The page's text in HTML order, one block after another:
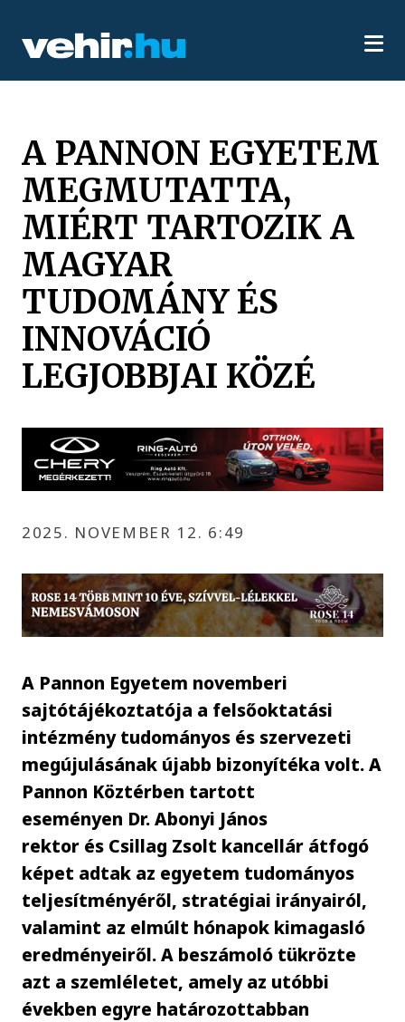
A PANNON EGYETEM
MEGMUTATTA,
MIÉRT TARTOZIK A
MAGYAR
TUDOMÁNY ÉS
INNOVÁCIÓ
LEGJOBBJAI KÖZÉ
2025. NOVEMBER 12. 6:49
A Pannon Egyetem novemberi
sajtótájékoztatója a felsőoktatási
intézmény tudományos és szervezeti
megújulásának újabb bizonyítéka volt. A
Pannon Köztérben tartott
eseményen Dr. Abonyi János
rektor és Csillag Zsolt kancellár átfogó
képet adtak az egyetem tudományos
teljesítményéről, stratégiai irányairól,
valamint az elmúlt hónapok kimagasló
eredményeiről. A beszámoló tükrözte
azt a szemléletet, amely az utóbbi
években egyre határozottabban